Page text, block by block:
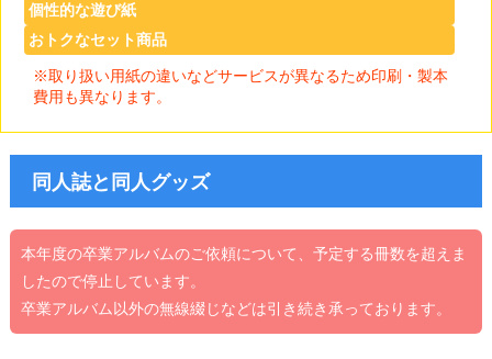
個性的な遊び紙
おトクなセット商品
※取り扱い用紙の違いなどサービスが異なるため印刷・製本
費用も異なります。
同人誌と同人グッズ
本年度の卒業アルバムのご依頼について、予定する冊数を超えま
したので停止しています。
卒業アルバム以外の無線綴じなどは引き続き承っております。